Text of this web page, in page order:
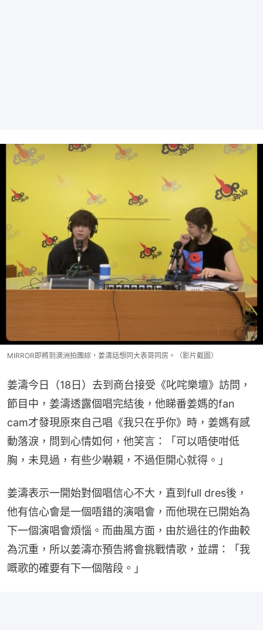
MIRROR即將到澳洲拍團綜，姜濤話想同大表哥同房。（影片截圖）
姜濤今日（18日）去到商台接受《叱咤樂壇》訪問，
節目中，姜濤透露個唱完結後，他睇番姜媽的fan
cam才發現原來自己唱《我只在乎你》時，姜媽有感
動落淚，問到心情如何，他笑言：「可以唔使咁低
胸，未見過，有些少嚇親，不過佢開心就得。」
姜濤表示一開始對個唱信心不大，直到full dres後，
他有信心會是一個唔錯的演唱會，而他現在已開始為
下一個演唱會煩惱。而曲風方面，由於過往的作曲較
為沉重，所以姜濤亦預告將會挑戰情歌，並謂：「我
嘅歌的確要有下一個階段。」